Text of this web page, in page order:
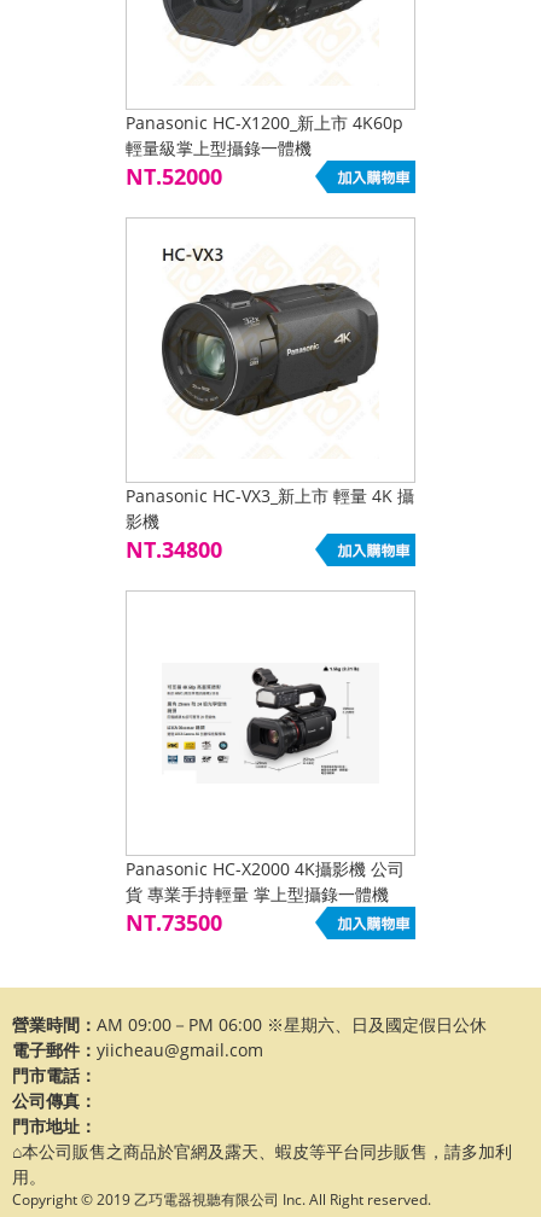
Panasonic HC-X1200_新上市 4K60p
輕量級掌上型攝錄一體機
NT.52000
Panasonic HC-VX3_新上市 輕量 4K 攝
影機
NT.34800
Panasonic HC-X2000 4K攝影機 公司
貨 專業手持輕量 掌上型攝錄一體機
NT.73500
營業時間： AM 09:00－PM 06:00 ※星期六、日及國定假日公休
電子郵件： yiicheau@gmail.com
門市電話：
公司傳真：
門市地址：
⌂本公司販售之商品於官網及露天、蝦皮等平台同步販售，請多加利
用。
Copyright © 2019 乙巧電器視聽有限公司 Inc. All Right reserved.